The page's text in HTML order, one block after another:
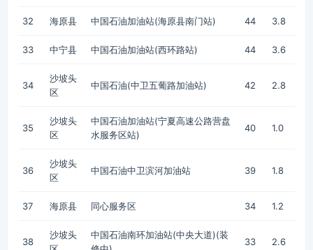
32 海原县 中国石油加油站(海原县南门站) 44 3.8
33 中宁县 中国石油加油站(西环路站) 44 3.6
34
沙坡头
区
中国石油(中卫五葡路加油站) 42 2.8
35
沙坡头
区
中国石油加油站(宁夏高速公路营盘
水服务区站)
40 1.0
36
沙坡头
区
中国石油中卫滨河加油站 39 1.8
37 海原县 同心服务区 34 1.2
38
沙坡头
中国石油南环加油站(中央大道)(装
33 2.6